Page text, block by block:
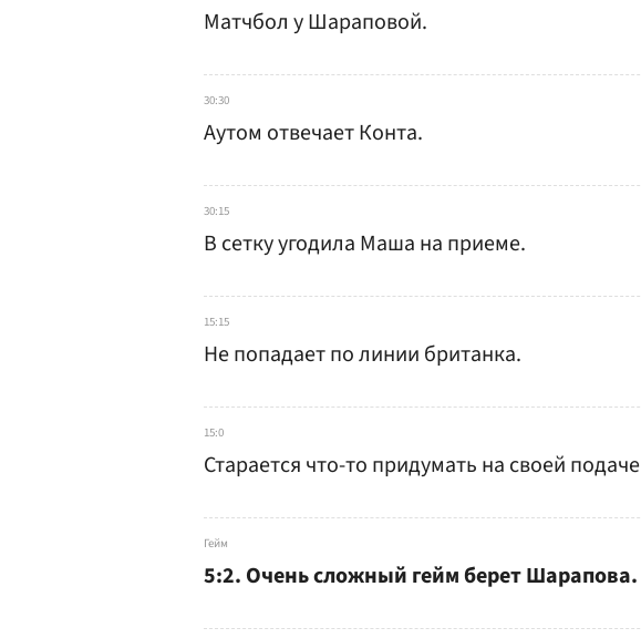
Матчбол у Шараповой.
30:30
Аутом отвечает Конта.
30:15
В сетку угодила Маша на приеме.
15:15
Не попадает по линии британка.
15:0
Старается что-то придумать на своей
Гейм
5:2. Очень сложный гейм берет